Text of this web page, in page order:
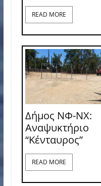
READ MORE
Δήμος ΝΦ-ΝΧ:
Αναψυκτήριο
“Κένταυρος”
READ MORE